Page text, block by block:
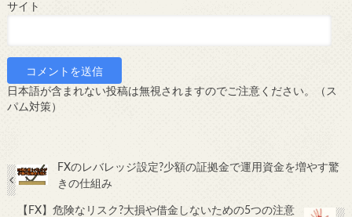
サイト
日本語が含まれない投稿は無視されますのでご注意ください。（ス
パム対策）
FXのレバレッジ設定?少額の証拠金で運用資金を増やす驚
きの仕組み
【FX】危険なリスク?大損や借金しないための5つの注意